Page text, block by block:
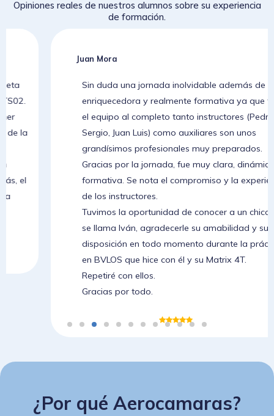
Opiniones reales de nuestros alumnos sobre su experiencia
de formación.
Juan Mora
Sin duda una jornada inolvidable además de muy
enriquecedora y realmente formativa ya que todo
el equipo al completo tanto instructores (Pedro,
Sergio, Juan Luis) como auxiliares son unos
grandísimos profesionales muy preparados.
Gracias por la jornada, fue muy clara, dinámica y
formativa. Se nota el compromiso y la experiencia
de los instructores.
Tuvimos la oportunidad de conocer a un chico que
se llama Iván, agradecerle su amabilidad y su
disposición en todo momento durante la práctica
en BVLOS que hice con él y su Matrix 4T.
Repetiré con ellos.
Gracias por todo.
¿Por qué Aerocamaras?